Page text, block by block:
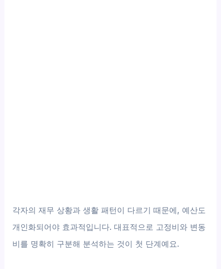
각자의 재무 상황과 생활 패턴이 다르기 때문에, 예산도
개인화되어야 효과적입니다. 대표적으로 고정비와 변동
비를 명확히 구분해 분석하는 것이 첫 단계예요.